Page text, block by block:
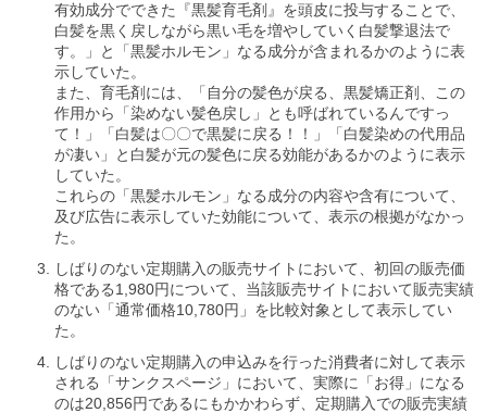
有効成分でできた『黒髪育毛剤』を頭皮に投与することで、
白髪を黒く戻しながら黒い毛を増やしていく白髪撃退法で
す。」と「黒髪ホルモン」なる成分が含まれるかのように表
示していた。
また、育毛剤には、「自分の髪色が戻る、黒髪矯正剤、この
作用から「染めない髪色戻し」とも呼ばれているんですっ
て！」「白髪は〇〇で黒髪に戻る！！」「白髪染めの代用品
が凄い」と白髪が元の髪色に戻る効能があるかのように表示
していた。
これらの「黒髪ホルモン」なる成分の内容や含有について、
及び広告に表示していた効能について、表示の根拠がなかっ
た。
しばりのない定期購入の販売サイトにおいて、初回の販売価
格である1,980円について、当該販売サイトにおいて販売実績
のない「通常価格10,780円」を比較対象として表示してい
た。
しばりのない定期購入の申込みを行った消費者に対して表示
される「サンクスページ」において、実際に「お得」になる
のは20,856円であるにもかかわらず、定期購入での販売実績